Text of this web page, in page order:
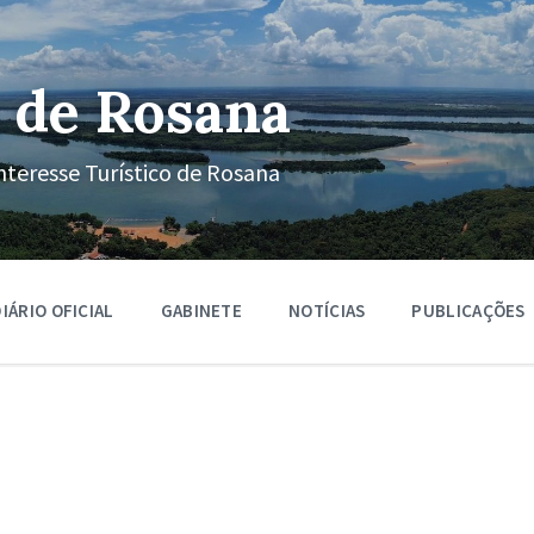
Rosana
Turístico de Rosana
OFICIAL GABINETE NOTÍCIAS PUBLICAÇÕES